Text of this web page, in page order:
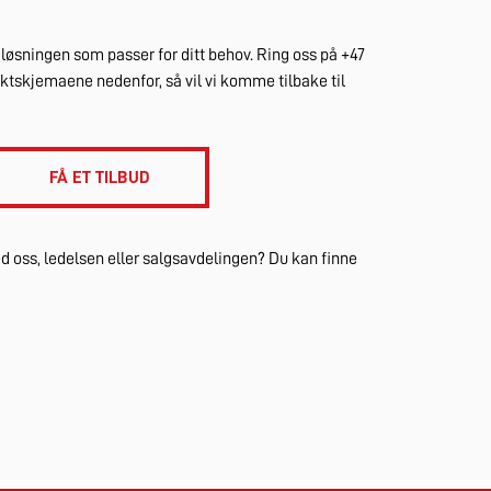
som passer for ditt behov. Ring oss på +47
nedenfor, så vil vi komme tilbake til
FÅ ET TILBUD
oss, ledelsen eller salgsavdelingen? Du kan finne